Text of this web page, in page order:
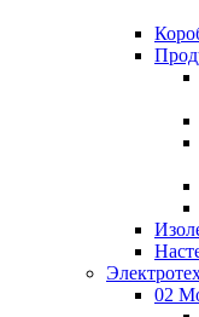
02